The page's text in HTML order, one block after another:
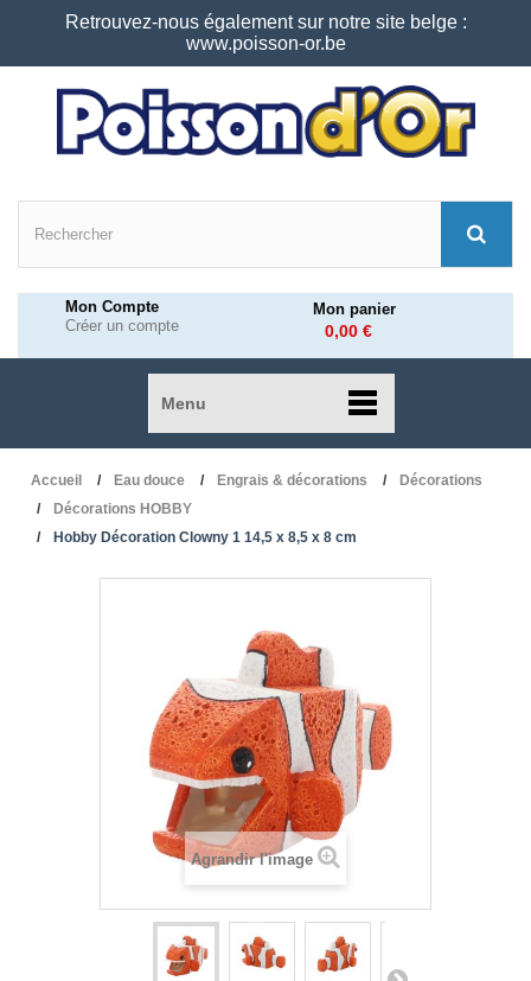
Retrouvez-nous également sur notre site belge :
www.poisson-or.be
Mon Compte
Créer un compte
Mon panier
0,00 €
Menu
Accueil Eau douce Engrais & décorations
Décorations
Décorations HOBBY
Hobby Décoration Clowny 1 14,5 x 8,5 x 8 cm
Agrandir l'image